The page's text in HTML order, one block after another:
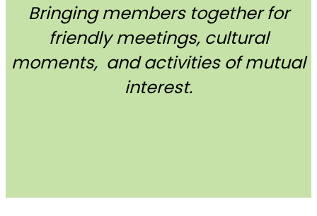
Bringing members together for
friendly meetings, cultural
moments, and activities of mutual
interest.